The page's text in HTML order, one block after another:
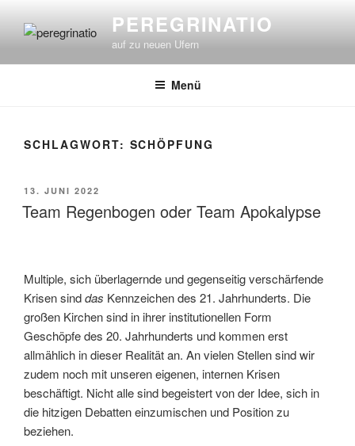
Inhalt
PEREGRINATIO
auf zu neuen Ufern
Menü
SCHLAGWORT: SCHÖPFUNG
VERÖFFENTLICHT
AM
13. JUNI 2022
Team Regenbogen oder Team Apokalypse
Multiple, sich überlagernde und gegenseitig verschärfende
Krisen sinddas Kennzeichen des 21. Jahrhunderts. Die
großen Kirchen sind in ihrer institutionellen Form
Geschöpfe des 20. Jahrhunderts und kommen erst
allmählich in dieser Realität an. An vielen Stellen sind wir
zudem noch mit unseren eigenen, internen Krisen
beschäftigt. Nicht alle sind begeistert von der Idee, sich in
die hitzigen Debatten einzumischen und Position zu
beziehen.